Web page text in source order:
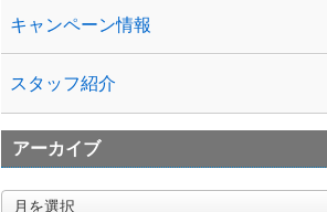
キャンペーン情報
スタッフ紹介
アーカイブ
ア